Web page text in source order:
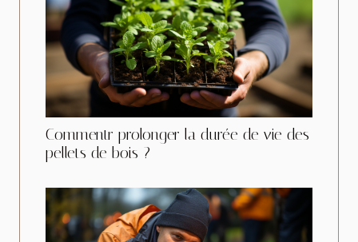
Commentr prolonger la durée de vie des
pellets de bois ?